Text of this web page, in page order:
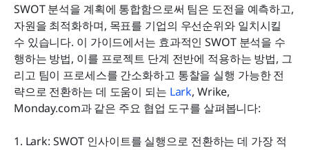
SWOT 분석을 계획에 통합함으로써 팀은 도전을 예측하고,
자원을 최적화하며, 목표를 기업의 우선순위와 일치시킬
수 있습니다. 이 가이드에서는 효과적인 SWOT 분석을 수
행하는 방법, 이를 프로젝트 단계 전반에 적용하는 방법, 그
리고 팀이 프로세스를 간소화하고 통찰을 실행 가능한 전
략으로 전환하는 데 도움이 되는 Lark, Wrike,
Monday.com과 같은 주요 협업 도구를 살펴봅니다:
1. Lark: SWOT 인사이트를 실행으로 전환하는 데 가장 적
프로젝트 수명 주기 전반에 걸쳐 SWOT 활용하기
모범 사례와 일반적인 실수
결론
자주 묻는 질문
관련 읽을거리: